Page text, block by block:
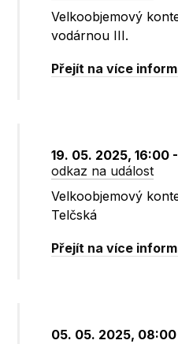
Velkoobjemový
vodárnou III.
Přejít na více
19. 05. 2025, 16:00
odkaz na událost
Velkoobjemový
Telčská
Přejít na více
05. 05. 2025,